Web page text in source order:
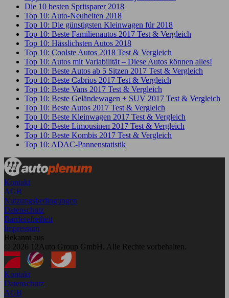
Die 10 besten Spritsparer 2018
Top 10: Auto-Neuheiten 2018
Top 10: Die günstigsten Kleinwagen für 2018
Top 10: Beste Familienautos 2017 Test & Vergleich
Top 10: Hässlichsten Autos 2018
Top 10: Coolste Autos 2018 Test & Vergleich
Top 10: Autos mit Variabilität – Diese Autos können alles!
Top 10: Beste Autos ab 5 Sitzen 2017 Test & Vergleich
Top 10: Beste Cabrios 2017 Test & Vergleich
Top 10: Beste Vans 2017 Test & Vergleich
Top 10: Beste Geländewagen + SUV 2017 Test & Vergleich
Top 10: Beste Autos 2017 Test & Vergleich
Top 10: Beste Kleinwagen 2017 Test & Vergleich
Top 10: Beste Limousinen 2017 Test & Vergleich
Top 10: Beste Kombis 2017 Test & Vergleich
Top 10: ADAC-Pannenstatistik
Kontakt
AGB
Nutzungsbedingungen
Datenschutz
Barrierefreiheit
Impressum
Bekannt aus
© 2026 12Auto Group GmbH. Alle Rechte vorbehalten.
Kontakt
Datenschutz
AGB